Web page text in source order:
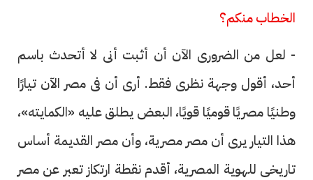
الخطاب منكم؟
- لعل من الضرورى الآن أن أثبت أنى لا أتحدث باسم
أحد، أقول وجهة نظرى فقط. أرى أن فى مصر الآن تيارًا
وطنيًا مصريًا قوميًا قويًا، البعض يطلق عليه «الكمايته»،
هذا التيار يرى أن مصر مصرية، وأن مصر القديمة أساس
تاريخى للهوية المصرية، أقدم نقطة ارتكاز تعبر عن مصر